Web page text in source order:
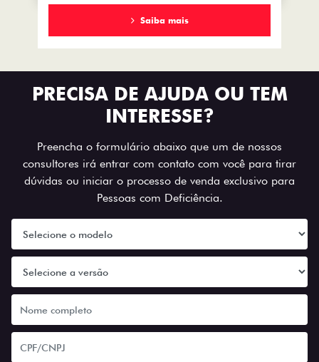
Saiba mais
PRECISA DE AJUDA OU TEM
INTERESSE?
Preencha o formulário abaixo que um de nossos
consultores irá entrar com contato com você para tirar
dúvidas ou iniciar o processo de venda exclusivo para
Pessoas com Deficiência.